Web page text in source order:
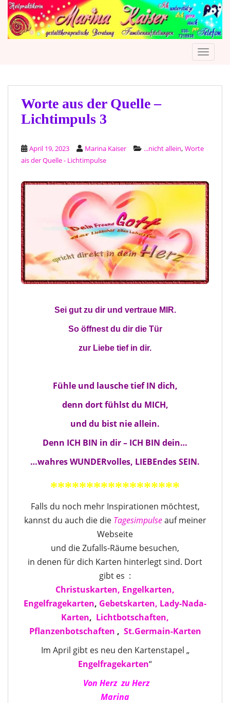
Worte aus der Quelle –
Lichtimpuls 3
April 19, 2023 Marina Kaiser ...nicht allein, Worte
ais der Quelle - Lichtimpulse
Sei gut zu dir und vertraue MIR.
So öffnest du dir die Tür
zur Liebe tief in dir.
Fühle und lausche tief IN dich,
denn dort fühlst du MICH,
und du bist nie allein.
Denn ICH BIN in dir – ICH BIN dein…
…wahres WUNDERvolles, LIEBEndes SEIN.
******************
Falls du noch mehr Inspirationen möchtest,
kannst du auch die die Tagesimpulseauf meiner
Webseite
und die Zufalls-Räume besuchen,
in denen für dich Karten hinterlegt sind. Dort
gibt es :
Christuskarten, Engelkarten,
Engelfragekarten, Gebetskarten, Lady-Nada-
Karten, Lichtbotschaften,
Pflanzenbotschaften , St.Germain-Karten
Im April gibt es neu den Kartenstapel „
Engelfragekarten“
Von Herz zu Herz
Marina